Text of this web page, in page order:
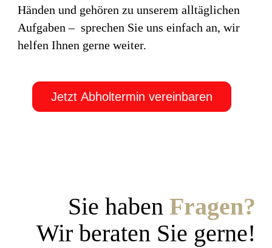
Händen und gehören zu unserem alltäglichen
Aufgaben – sprechen Sie uns einfach an, wir
helfen Ihnen gerne weiter.
Jetzt Abholtermin vereinbaren
Sie haben Fragen?
Wir beraten Sie gerne!